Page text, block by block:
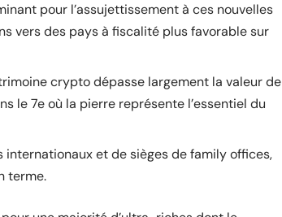
pour l’assujettissement à ces nouvelles
vers des pays à fiscalité plus favorable sur
crypto dépasse largement la valeur de
le 7e où la pierre représente l’essentiel du
et de sièges de family offices,
terme.